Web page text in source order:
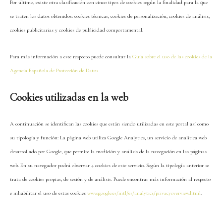
Por último, existe otra clasificación con cinco tipos de cookies según la finalidad para la que
se traten los datos obtenidos: cookies técnicas, cookies de personalización, cookies de análisis,
cookies publicitarias y cookies de publicidad comportamental.
Para más información a este respecto puede consultar la Guía sobre el uso de las cookies de la
Agencia Española de Protección de Datos
Cookies utilizadas en la web
A continuación se identifican las cookies que están siendo utilizadas en este portal así como
su tipología y función: La página web utiliza Google Analytics, un servicio de analítica web
desarrollado por Google, que permite la medición y análisis de la navegación en las páginas
web. En su navegador podrá observar 4 cookies de este servicio. Según la tipología anterior se
trata de cookies propias, de sesión y de análisis. Puede encontrar más información al respecto
e inhabilitar el uso de estas cookies www.google.es/intl/es/analytics/privacyoverview.html.